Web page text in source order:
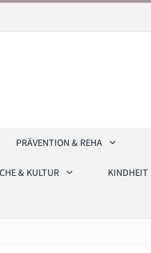
PRÄVENTION & REHA
& KULTUR KINDHEIT